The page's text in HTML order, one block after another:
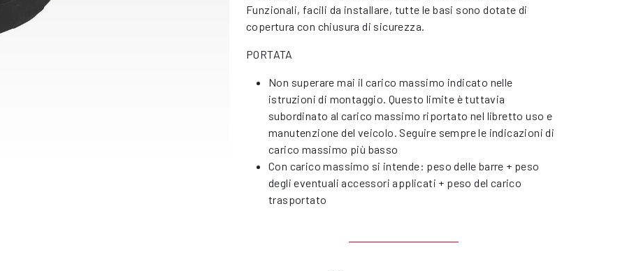
Funzionali, facili da installare, tutte le basi sono dotate di
copertura con chiusura di sicurezza.
PORTATA
Non superare mai il carico massimo indicato nelle
istruzioni di montaggio. Questo limite è tuttavia
subordinato al carico massimo riportato nel libretto uso e
manutenzione del veicolo. Seguire sempre le indicazioni di
carico massimo più basso
Con carico massimo si intende: peso delle barre + peso
degli eventuali accessori applicati + peso del carico
trasportato